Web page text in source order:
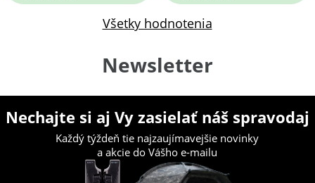
Všetky hodnotenia
Newsletter
Nechajte si aj Vy zasielať náš spravodaj
Každý týždeň tie najzaujímavejšie novinky
a akcie do Vášho e-mailu